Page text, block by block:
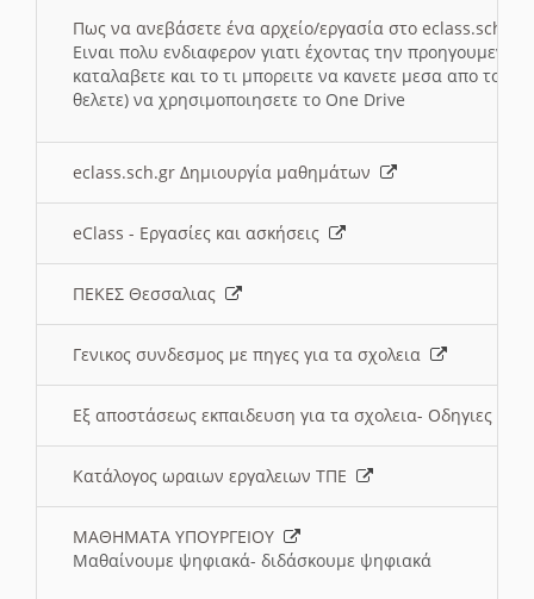
Πως να ανεβάσετε ένα αρχείο/εργασία στο eclass.sch.gr
Ειναι πολυ ενδιαφερον γιατι έχοντας την
καταλαβετε και το τι μπορειτε να κανετε μεσα απο το
θελετε) να χρησιμοποιησετε το One Drive
eclass.sch.gr Δημιουργία μαθημάτων
eClass - Εργασίες και ασκήσεις
ΠΕΚΕΣ Θεσσαλιας
Γενικος συνδεσμος με πηγες για τα σχολεια
Εξ αποστάσεως εκπαιδευση για τα σχολεια- Οδηγιες
Κατάλογος ωραιων εργαλειων ΤΠΕ
ΜΑΘΗΜΑΤΑ ΥΠΟΥΡΓΕΙΟΥ
Μαθαίνουμε ψηφιακά- διδάσκουμε ψηφιακά